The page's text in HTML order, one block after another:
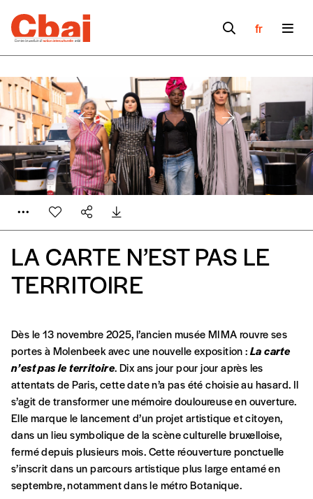
fr
LA CARTE N’EST PAS LE
TERRITOIRE
Se connecter
Formulaire de
commande
Dès le 13 novembre 2025, l’ancien musée MIMA rouvre ses
portes à Molenbeek avec une nouvelle exposition :La carte
n’est pas le territoire. Dix ans jour pour jour après les
attentats de Paris, cette date n’a pas été choisie au hasard. Il
s’agit de transformer une mémoire douloureuse en ouverture.
Elle marque le lancement d’un projet artistique et citoyen,
dans un lieu symbolique de la scène culturelle bruxelloise,
fermé depuis plusieurs mois. Cette réouverture ponctuelle
s’inscrit dans un parcours artistique plus large entamé en
septembre, notamment dans le métro Botanique.